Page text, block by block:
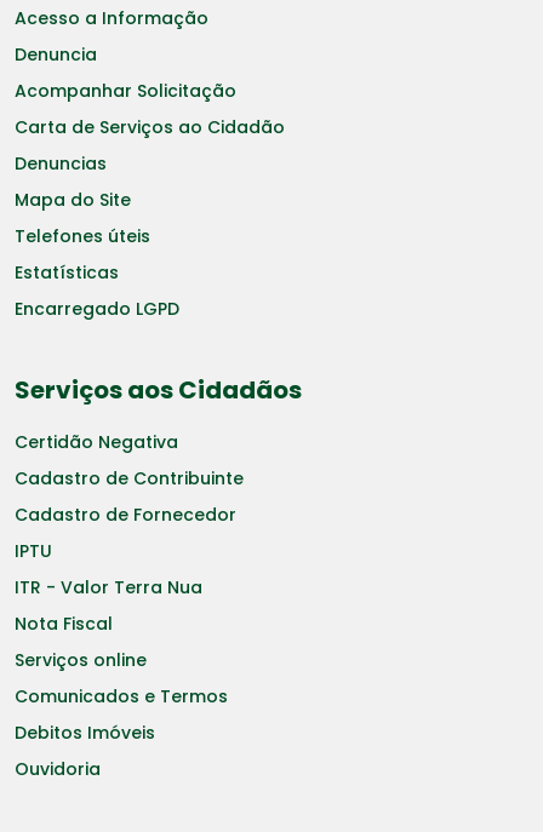
Acesso a Informação
Denuncia
Acompanhar Solicitação
Carta de Serviços ao Cidadão
Denuncias
Mapa do Site
Telefones úteis
Estatísticas
Encarregado LGPD
Serviços aos Cidadãos
Certidão Negativa
Cadastro de Contribuinte
Cadastro de Fornecedor
IPTU
ITR - Valor Terra Nua
Nota Fiscal
Serviços online
Comunicados e Termos
Debitos Imóveis
Ouvidoria